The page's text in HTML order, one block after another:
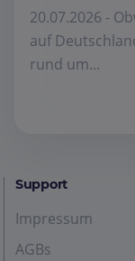
20.07.2026 -
auf
rund um...
Support
Impressum
AGBs